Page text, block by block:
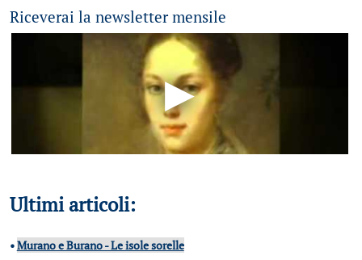
Riceverai la newsletter mensile
Ultimi articoli:
•Murano e Burano - Le isole sorelle